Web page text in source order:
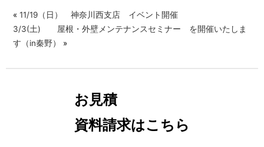
«11/19（日） 神奈川西支店 イベント開催
3/3(土) 屋根・外壁メンテナンスセミナー を開催いたしま
す（in秦野）
»
お見積
資料請求はこちら